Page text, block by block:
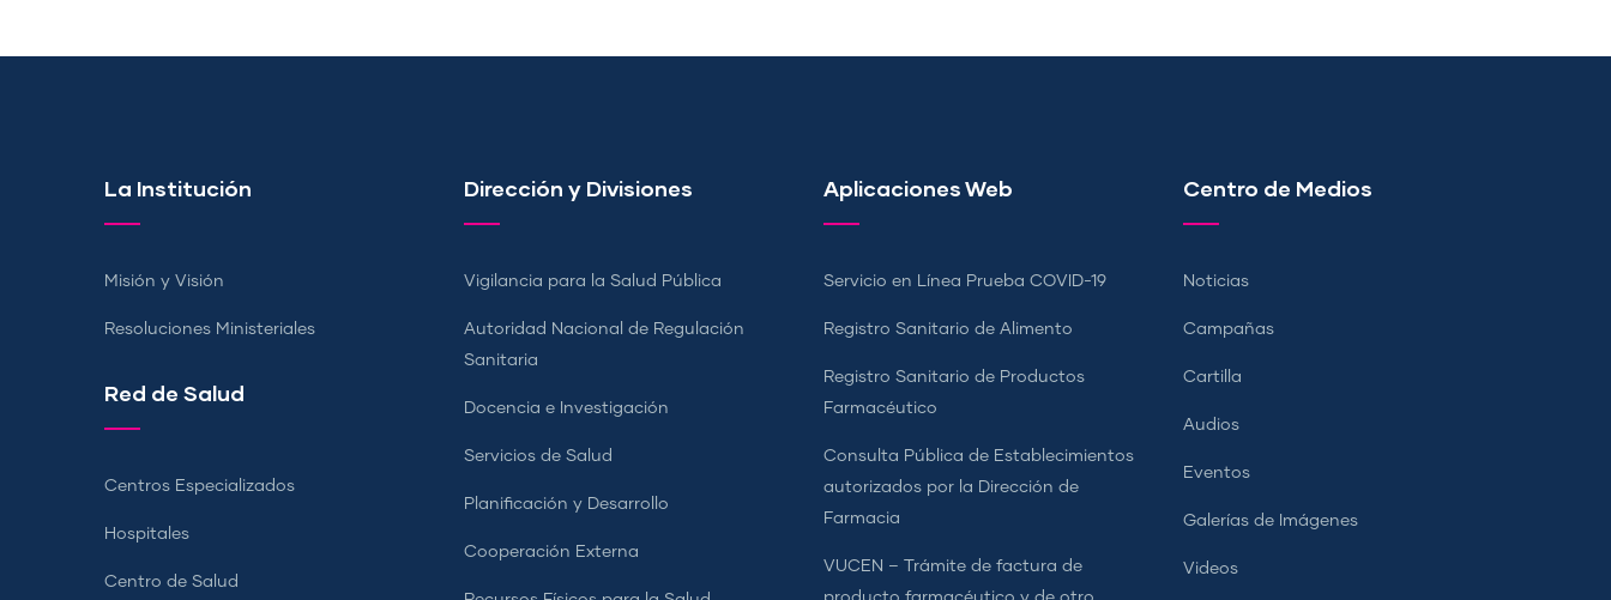
La Institución
Misión y Visión
Resoluciones Ministeriales
Red de Salud
Centros Especializados
Hospitales
Centro de Salud
Dirección y Divisiones
Vigilancia para la Salud Pública
Autoridad Nacional de Regulación
Sanitaria
Docencia e Investigación
Servicios de Salud
Planificación y Desarrollo
Cooperación Externa
Aplicaciones Web
Servicio en Línea Prueba COVID-19
Registro Sanitario de Alimento
Registro Sanitario de Productos
Farmacéutico
Consulta Pública de Establecimientos
autorizados por la Dirección de
Farmacia
VUCEN – Trámite de factura de
Centro de Medios
Noticias
Campañas
Cartilla
Audios
Eventos
Galerías de Imágenes
Videos